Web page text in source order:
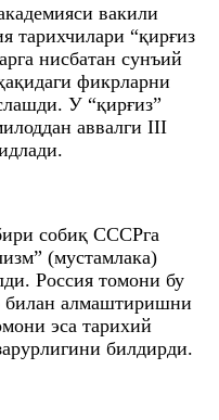
вакили
тарихчилари “қирғиз
нисбатан сунъий
фикрларни
У “қирғиз”
аввалги III
собиқ СССРга
(мустамлака)
Россия томони бу
билан алмаштиришни
эса тарихий
билдирди.